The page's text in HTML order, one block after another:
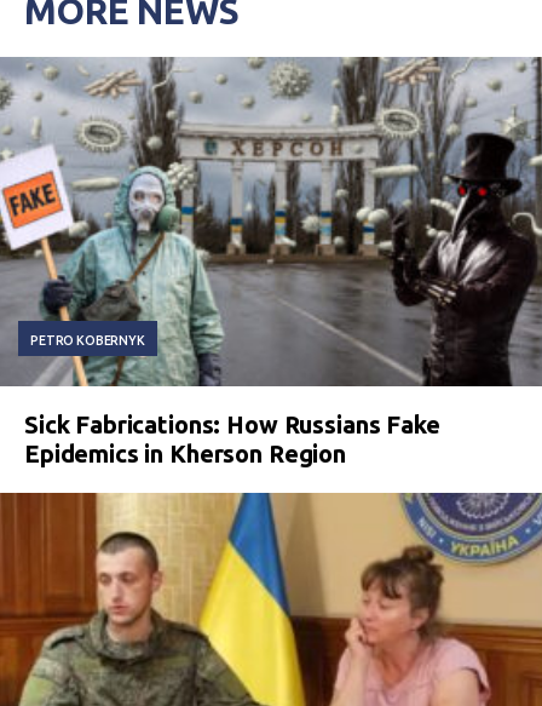
MORE NEWS
PETRO KOBERNYK
Sick Fabrications: How Russians Fake
Epidemics in Kherson Region